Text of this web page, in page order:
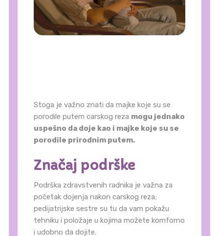
Stoga je važno znati da majke koje su se
porodile putem carskog reza mogu jednako
uspešno da doje kao i majke koje su se
porodile prirodnim putem.
Značaj podrške
Podrška zdravstvenih radnika je važna za
početak dojenja nakon carskog reza;
pedijatrijske sestre su tu da vam pokažu
tehniku i položaje u kojima možete komforno
i udobno da dojite.